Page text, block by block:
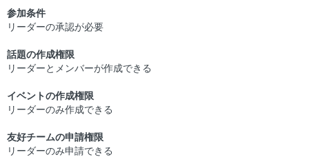
参加条件
リーダーの承認が必要
話題の作成権限
リーダーとメンバーが作成できる
イベントの作成権限
リーダーのみ作成できる
友好チームの申請権限
リーダーのみ申請できる